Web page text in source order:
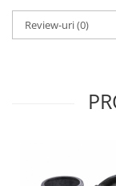
Roabe & accesorii
Casute gradina si
Teascuri
Review-uri(0)